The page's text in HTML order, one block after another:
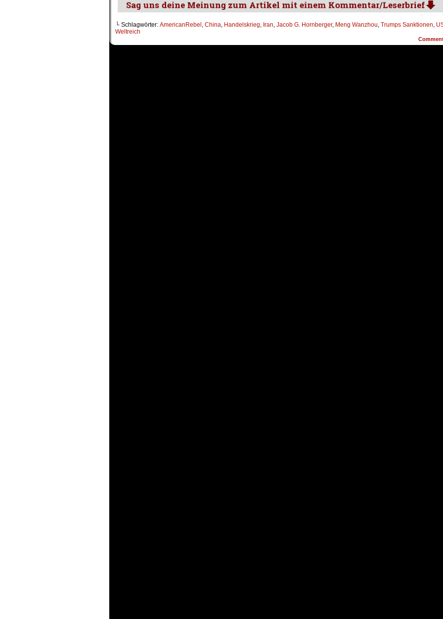
└ Schlagwörter: AmericanRebel China Handelskrieg Iran Jacob G. Hornberger, Meng Wanzhou Trumps Sanktionen
Weltreich